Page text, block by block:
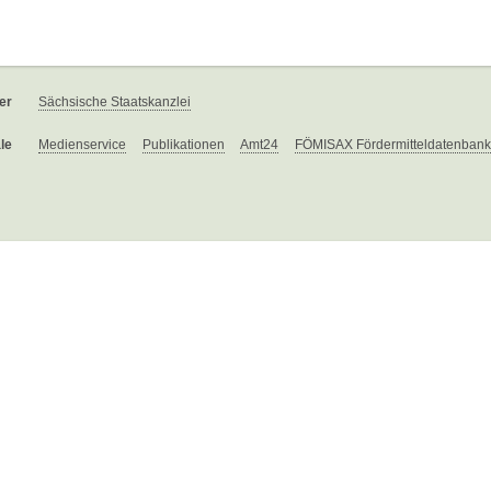
Sächsische Staatskanzlei
Medienservice Publikationen Amt24 FÖMISAX Fördermitteldatenbank